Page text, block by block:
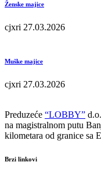
Ženske majice
cjxri 27.03.2026
Muške majice
cjxri 27.03.2026
Preduzeće “LOBBY”
na magistralnom putu
kilometara od granice sa
Brzi linkovi